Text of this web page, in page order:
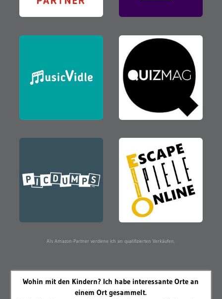
Als Amazon-Partner verdiene ich an qualifizierten Verkäufen.
Wohin mit den Kindern? Ich habe interessante Orte an
einem Ort gesammelt.